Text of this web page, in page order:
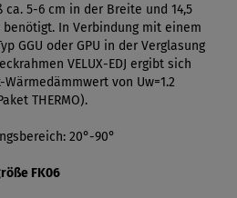
5-6 cm in der Breite und 14,5
In Verbindung mit einem
GGU oder GPU in der Verglasung
VELUX-EDJ ergibt sich
von Uw=1.2
THERMO).
20°-90°
FK06